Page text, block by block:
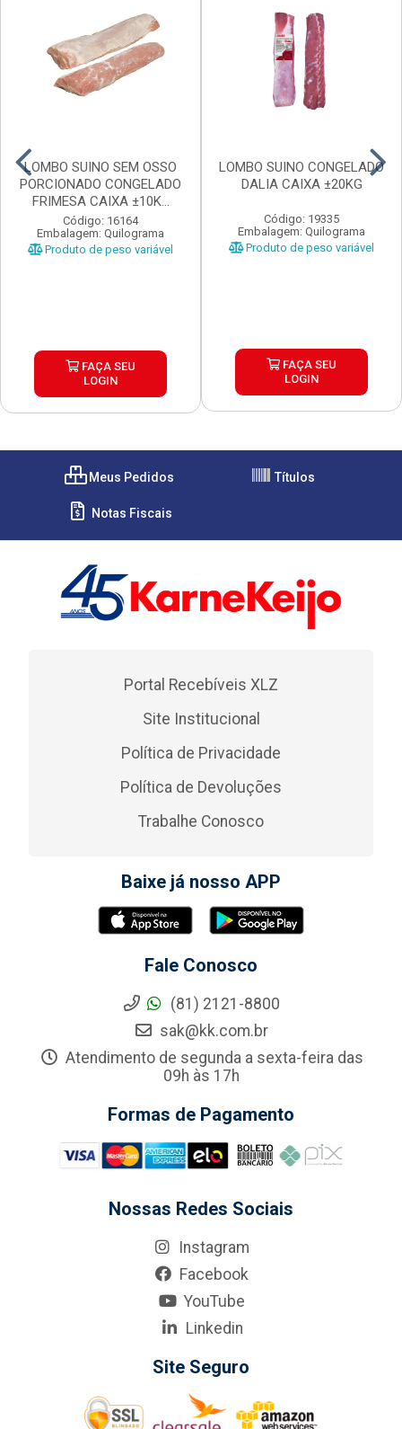
LOMBO SUINO SEM OSSO
PORCIONADO CONGELADO
FRIMESA CAIXA ±10K...
Código: 16164
Embalagem: Quilograma
Produto de peso variável
FAÇA SEU
LOGIN
LOMBO SUINO CONGELADO
DALIA CAIXA ±20KG
Código: 19335
Embalagem: Quilograma
Produto de peso variável
FAÇA SEU
LOGIN
Meus Pedidos Títulos
Notas Fiscais
Portal Recebíveis XLZ
Site Institucional
Política de Privacidade
Política de Devoluções
Trabalhe Conosco
Baixe já nosso APP
Fale Conosco
(81) 2121-8800
sak@kk.com.br
Atendimento de segunda a sexta-feira das
09h às 17h
Formas de Pagamento
Nossas Redes Sociais
Instagram
Facebook
YouTube
Linkedin
Site Seguro